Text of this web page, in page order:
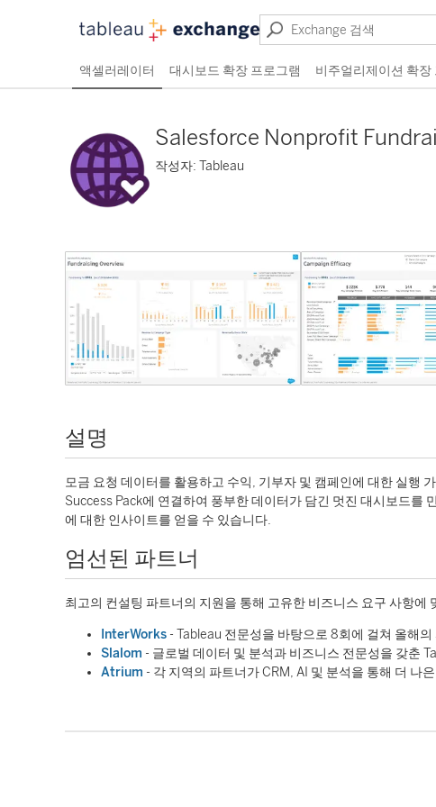
액셀러레이터 대시보드 확장 프로그램 비주얼리제이션 확장
Salesforce Nonprofit
작성자: Tableau
설명
모금 요청 데이터를 활용하고 수익, 기부자 및 캠페인에 대한 실행
Success Pack에 연결하여 풍부한 데이터가 담긴 멋진 대시보드를
에 대한 인사이트를 얻을 수 있습니다.
엄선된 파트너
최고의 컨설팅 파트너의 지원을 통해 고유한 비즈니스 요구 사항에
InterWorks - Tableau 전문성을 바탕으로 8회에 걸쳐 올해
Slalom - 글로벌 데이터 및 분석과 비즈니스 전문성을 갖춘
Atrium - 각 지역의 파트너가 CRM, AI 및 분석을 통해 더 나